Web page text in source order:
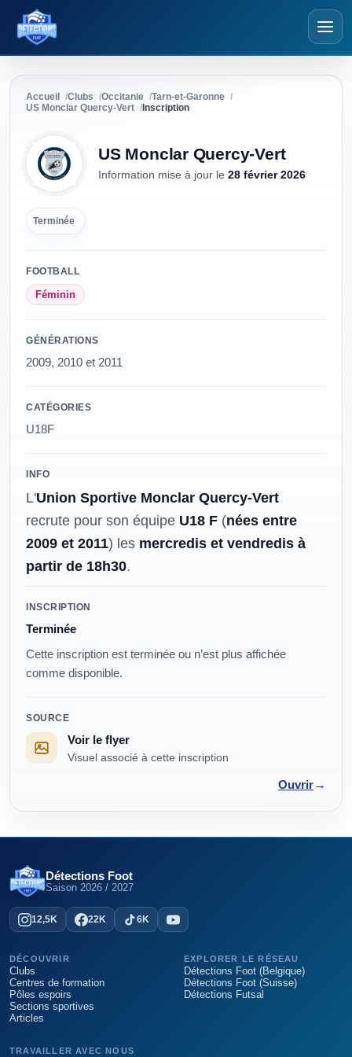
Détections Foot
Accueil Clubs Occitanie
Tarn-et-Garonne
US Monclar Quercy-Vert
Inscription
US Monclar Quercy-Vert
Information mise à jour le 28 février 2026
Terminée
FOOTBALL
Féminin
GÉNÉRATIONS
2009, 2010 et 2011
CATÉGORIES
U18F
INFO
L'Union Sportive Monclar Quercy-Vert
recrute pour son équipe U18 F (nées entre
2009 et 2011) les mercredis et vendredis à
partir de 18h30.
Modalités
INSCRIPTION
Terminée
Cette inscription est terminée ou n’est plus affichée
comme disponible.
SOURCE
Voir le flyer
Visuel associé à cette inscription
Ouvrir→
Détections Foot
Saison 2026 / 2027
12,5K 22K 6K
DÉCOUVRIR
Clubs
Centres de formation
Pôles espoirs
Sections sportives
Articles
EXPLORER LE RÉSEAU
Détections Foot (Belgique)
Détections Foot (Suisse)
Détections Futsal
TRAVAILLER AVEC NOUS